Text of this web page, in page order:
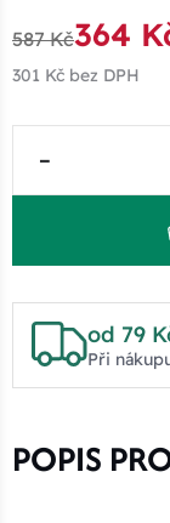
587 Kč364
301 Kč bez DPH
–
od 79
Při
POPIS